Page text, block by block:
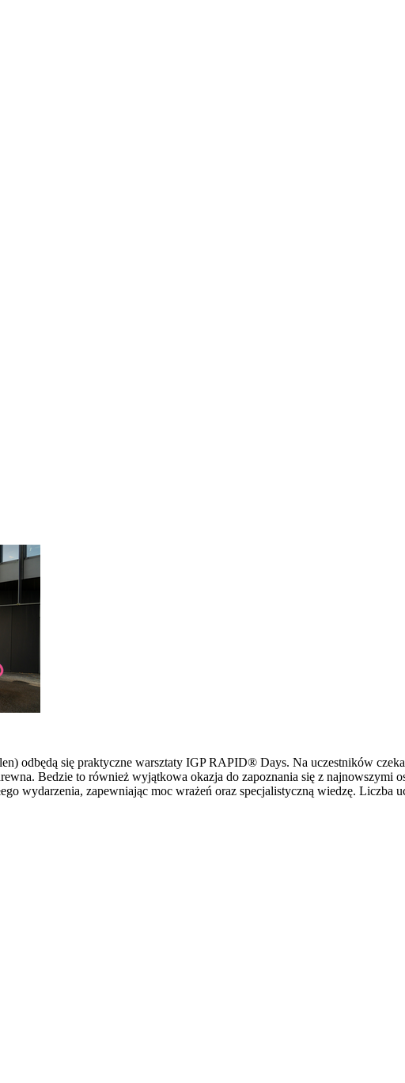
odbędą się praktyczne warsztaty IGP RAPID® Days. Na uczestników
Bedzie to również wyjątkowa okazja do zapoznania się z najnowszymi
wydarzenia, zapewniając moc wrażeń oraz specjalistyczną wiedzę. Liczba